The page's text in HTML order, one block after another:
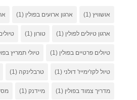
אושוויץ(1) ארגון ארועים בפולין (1)
ארגון טיולים לפולין (1) טורון (1)
טיולים פרטיים בפולין (1) טיולי תמריץ
טיול לקז'ימייז' דולני (1) טרבלינקה (1)
מדריך צמוד בפולין (1) מיידנק(1)